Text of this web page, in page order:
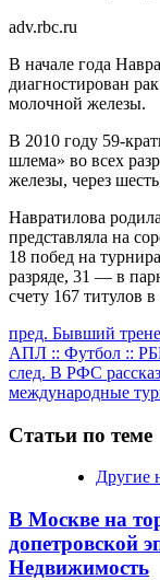
adv.rbc.ru
В начале года
диагностирован
молочной железы.
В 2010 году 59-
шлема» во всех
железы, через
Навратилова
представляла на
18 побед на
разряде, 31 — в
счету 167 титулов
Продолжить
чтение
пред. Бывший
АПЛ :: Футбол ::
след. В РФС
международные
Статьи по теме
Другие
В Москве на
допетровской
Недвижимость